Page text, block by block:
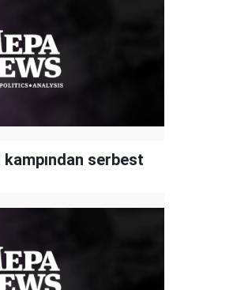
serbest